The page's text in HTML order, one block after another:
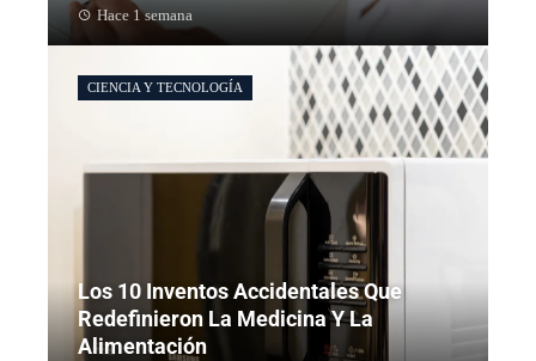
Hace 1 semana
CIENCIA Y TECNOLOGÍA
Los 10 Inventos Accidentales Que
Redefinieron La Medicina Y La
Alimentación